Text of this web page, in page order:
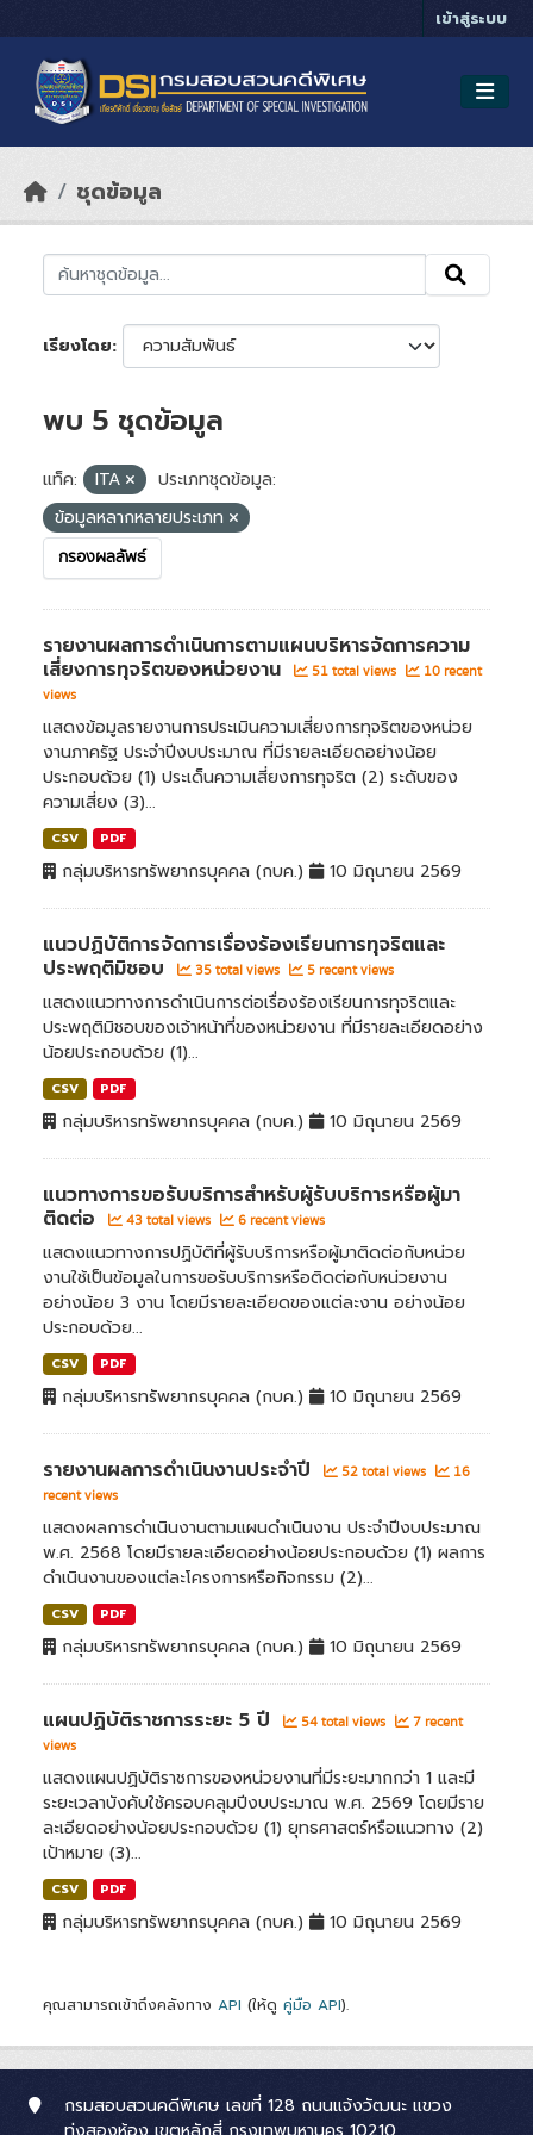
เข้าสู่ระบบ
ชุดข้อมูล
เรียงโดย
พบ 5 ชุดข้อมูล
แท็ค: ITA
ประเภทชุดข้อมูล:
ข้อมูลหลากหลายประเภท
กรองผลลัพธ์
รายงานผลการดำเนินการตามแผนบริหารจัดการความ
เสี่ยงการทุจริตของหน่วยงาน
51 total views
10 recent
views
แสดงข้อมูลรายงานการประเมินความเสี่ยงการทุจริตของหน่วย
งานภาครัฐ ประจำปีงบประมาณ ที่มีรายละเอียดอย่างน้อย
ประกอบด้วย (1) ประเด็นความเสี่ยงการทุจริต (2) ระดับของ
ความเสี่ยง (3)...
CSV PDF
กลุ่มบริหารทรัพยากรบุคคล (กบค.) 10 มิถุนายน 2569
แนวปฏิบัติการจัดการเรื่องร้องเรียนการทุจริตและ
ประพฤติมิชอบ
35 total views 5 recent views
แสดงแนวทางการดำเนินการต่อเรื่องร้องเรียนการทุจริตและ
ประพฤติมิชอบของเจ้าหน้าที่ของหน่วยงาน ที่มีรายละเอียดอย่าง
น้อยประกอบด้วย (1)...
CSV PDF
กลุ่มบริหารทรัพยากรบุคคล (กบค.) 10 มิถุนายน 2569
แนวทางการขอรับบริการสำหรับผู้รับบริการหรือผู้มา
ติดต่อ
43 total views 6 recent views
แสดงแนวทางการปฏิบัติที่ผู้รับบริการหรือผู้มาติดต่อกับหน่วย
งานใช้เป็นข้อมูลในการขอรับบริการหรือติดต่อกับหน่วยงาน
อย่างน้อย 3 งาน โดยมีรายละเอียดของแต่ละงาน อย่างน้อย
ประกอบด้วย...
CSV PDF
กลุ่มบริหารทรัพยากรบุคคล (กบค.) 10 มิถุนายน 2569
รายงานผลการดำเนินงานประจำปี 52 total views
16
recent views
แสดงผลการดำเนินงานตามแผนดำเนินงาน ประจำปีงบประมาณ
พ.ศ. 2568 โดยมีรายละเอียดอย่างน้อยประกอบด้วย (1) ผลการ
ดำเนินงานของแต่ละโครงการหรือกิจกรรม (2)...
CSV PDF
กลุ่มบริหารทรัพยากรบุคคล (กบค.) 10 มิถุนายน 2569
แผนปฏิบัติราชการระยะ 5 ปี 54 total views
7 recent
views
แสดงแผนปฏิบัติราชการของหน่วยงานที่มีระยะมากกว่า 1 และมี
ระยะเวลาบังคับใช้ครอบคลุมปีงบประมาณ พ.ศ. 2569 โดยมีราย
ละเอียดอย่างน้อยประกอบด้วย (1) ยุทธศาสตร์หรือแนวทาง (2)
เป้าหมาย (3)...
CSV PDF
กลุ่มบริหารทรัพยากรบุคคล (กบค.) 10 มิถุนายน 2569
คุณสามารถเข้าถึงคลังทาง API (ให้ดู คู่มือ API).
กรมสอบสวนคดีพิเศษ เลขที่ 128 ถนนแจ้งวัฒนะ แขวง